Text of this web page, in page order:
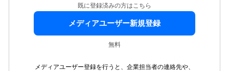
既に登録済みの方はこちら
メディアユーザー新規登録
無料
メディアユーザー登録を行うと、企業担当者の連絡先や、